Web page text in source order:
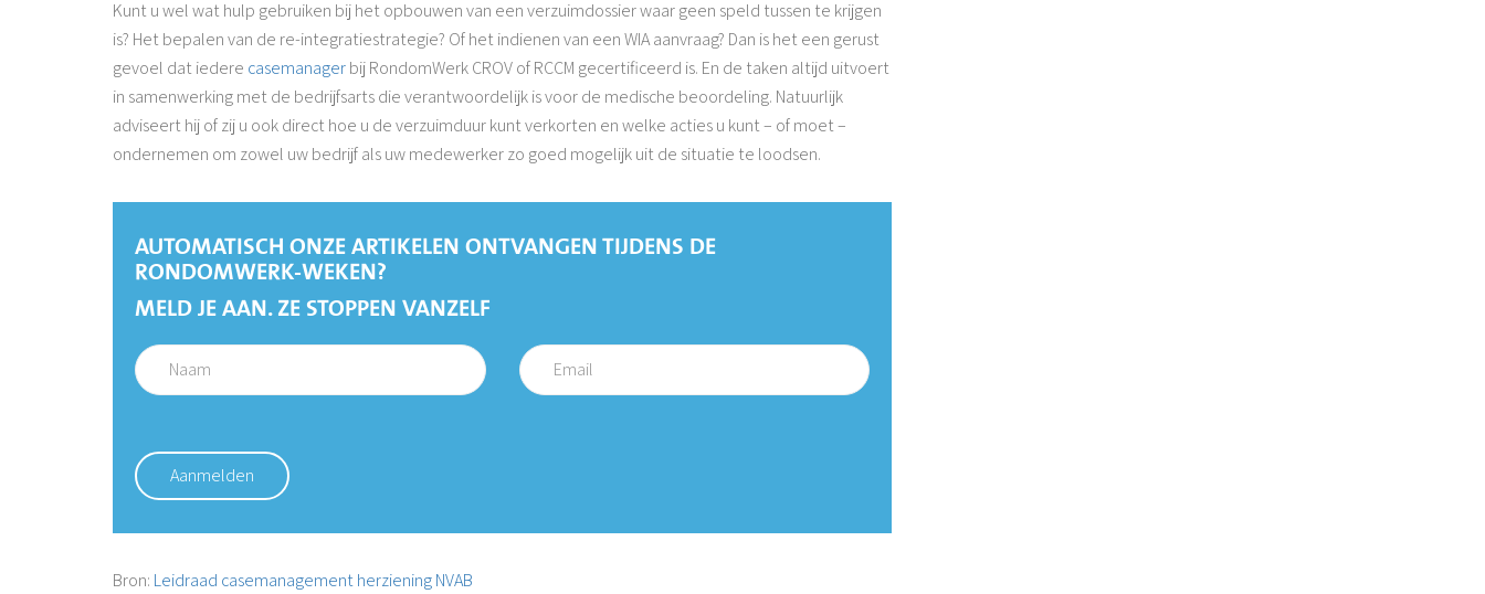
Kunt u wel wat hulp gebruiken bij het opbouwen van een verzuimdossier waar geen speld tussen te krijgen
is? Het bepalen van de re-integratiestrategie? Of het indienen van een WIA aanvraag? Dan is het een gerust
gevoel dat iedere casemanagerbij RondomWerk CROV of RCCM gecertificeerd is. En de taken altijd uitvoert
in samenwerking met de bedrijfsarts die verantwoordelijk is voor de medische beoordeling. Natuurlijk
adviseert hij of zij u ook direct hoe u de verzuimduur kunt verkorten en welke acties u kunt – of moet –
ondernemen om zowel uw bedrijf als uw medewerker zo goed mogelijk uit de situatie te loodsen.
AUTOMATISCH ONZE ARTIKELEN ONTVANGEN TIJDENS DE
RONDOMWERK-WEKEN?
MELD JE AAN. ZE STOPPEN VANZELF
Bron: Leidraad casemanagement herziening NVAB